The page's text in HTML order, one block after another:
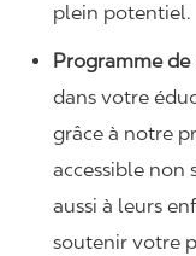
plein potentiel.
Programme de
dans votre
grâce à notre
accessible non
aussi à leurs
soutenir votre